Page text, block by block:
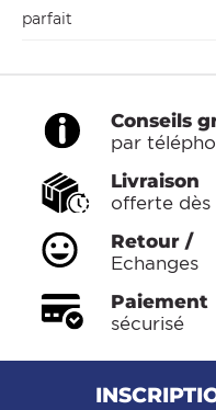
parfait
Conseils
par
Livraison
offerte dès
Retour /
Echanges
Paiement
sécurisé